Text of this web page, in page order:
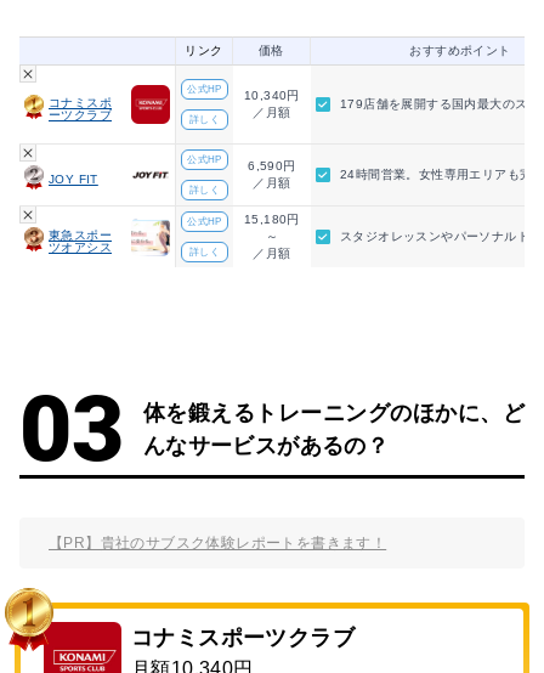
リンク 価格 おすすめポイント
コナミスポ
ーツクラブ
公式HP
詳しく
10,340円
／月額
179店舗を展開する国内最大のスポ
JOY FIT
公式HP
詳しく
6,590円
／月額
24時間営業。女性専用エリアも完備
東急スポー
ツオアシス
公式HP
詳しく
15,180円
～
／月額
スタジオレッスンやパーソナルト
体を鍛えるトレーニングのほかに、ど
んなサービスがあるの？
【PR】貴社のサブスク体験レポートを書きます！
コナミスポーツクラブ
月額10,340円